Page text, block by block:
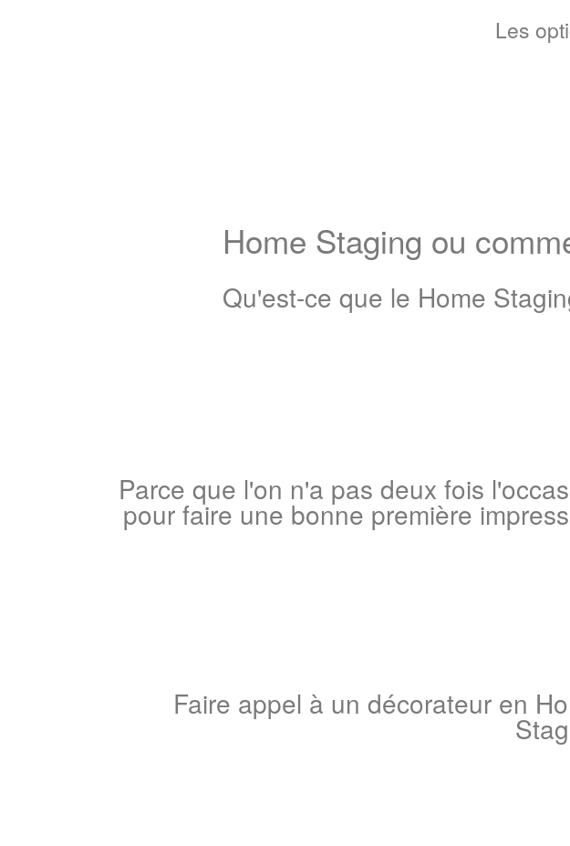
Les
Home Staging ou
Qu'est-ce que le Home
Parce que l'on n'a pas deux fois
pour faire une bonne première
Faire appel à un décorateur en